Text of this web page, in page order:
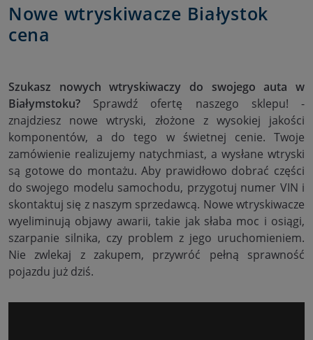
Nowe wtryskiwacze Białystok
cena
Szukasz nowych wtryskiwaczy do swojego auta w
Białymstoku? Sprawdź ofertę naszego sklepu! -
znajdziesz nowe wtryski, złożone z wysokiej jakości
komponentów, a do tego w świetnej cenie. Twoje
zamówienie realizujemy natychmiast, a wysłane wtryski
są gotowe do montażu. Aby prawidłowo dobrać części
do swojego modelu samochodu, przygotuj numer VIN i
skontaktuj się z naszym sprzedawcą. Nowe wtryskiwacze
wyeliminują objawy awarii, takie jak słaba moc i osiągi,
szarpanie silnika, czy problem z jego uruchomieniem.
Nie zwlekaj z zakupem, przywróć pełną sprawność
pojazdu już dziś.